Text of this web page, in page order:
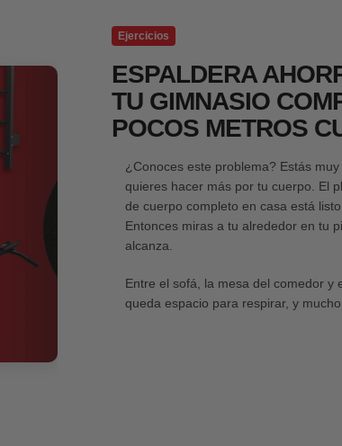
Ejercicios
ESPALDERA
TU GIMNASIO
POCOS METROS
¿Conoces este problema? Estás
quieres hacer más por tu cuerpo. El
de cuerpo completo en casa está
Entonces miras a tu alrededor en tu
alcanza.
Entre el sofá, la mesa del comedor y
queda espacio para respirar, y mucho